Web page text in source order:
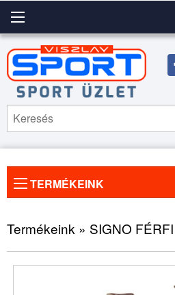
TERMÉKEINK
kép
Termékeink » SIGNO FÉRFI